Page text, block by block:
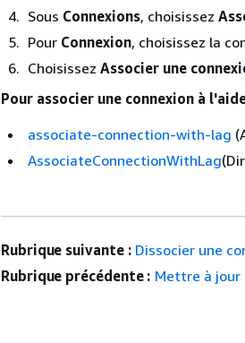
Sous Connexions, choisissez
Pour Connexion, choisissez la
Choisissez Associer une
Pour associer une connexion à
associate-connection-with-lag
AssociateConnectionWithLag
Rubrique suivante : Dissocier une
Rubrique précédente : Mettre à jour